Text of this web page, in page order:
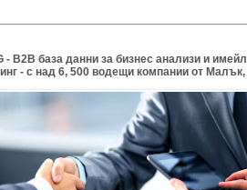
- B2B база данни за бизнес анализи и имейл
- с над 6, 500 водещи компании от Малък,